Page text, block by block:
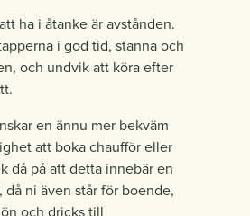
ha i åtanke är avstånden.
i god tid, stanna och
och undvik att köra efter
en ännu mer bekväm
att boka chaufför eller
då på att detta innebär en
då ni även står för boende,